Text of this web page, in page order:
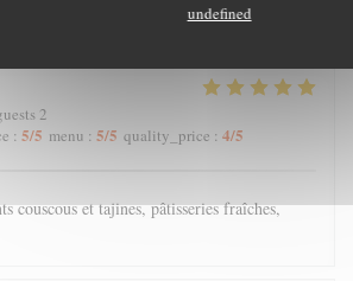
undefined
à retenir
2
: 5/5 menu : 5/5 quality_price : 4/5
couscous et tajines, pâtisseries fraîches,